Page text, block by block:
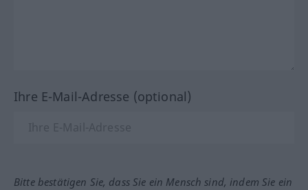
Ihre E-Mail-Adresse (optional)
Bitte bestätigen Sie, dass Sie ein Mensch sind, indem Sie ein